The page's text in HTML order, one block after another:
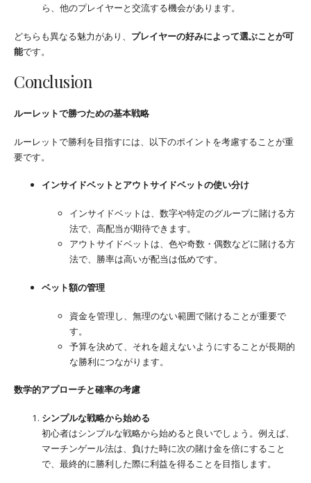
ら、他のプレイヤーと交流する機会があります。
どちらも異なる魅力があり、 プレイヤーの好みによって選ぶことが可
能です。
Conclusion
ルーレットで勝つための基本戦略
ルーレットで勝利を目指すには、以下のポイントを考慮することが重
要です。
インサイドベットとアウトサイドベットの使い分け
インサイドベットは、数字や特定のグループに賭ける方
法で、高配当が期待できます。
アウトサイドベットは、色や奇数・偶数などに賭ける方
法で、勝率は高いが配当は低めです。
ベット額の管理
資金を管理し、無理のない範囲で賭けることが重要で
す。
予算を決めて、それを超えないようにすることが長期的
な勝利につながります。
数学的アプローチと確率の考慮
シンプルな戦略から始める
初心者はシンプルな戦略から始めると良いでしょう。例えば、
マーチンゲール法は、負けた時に次の賭け金を倍にすること
で、最終的に勝利した際に利益を得ることを目指します。